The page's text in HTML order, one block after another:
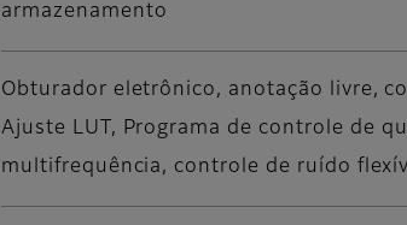
armazenamento
Obturador eletrônico, anotação livre,
Ajuste LUT, Programa de controle de
multifrequência, controle de ruído